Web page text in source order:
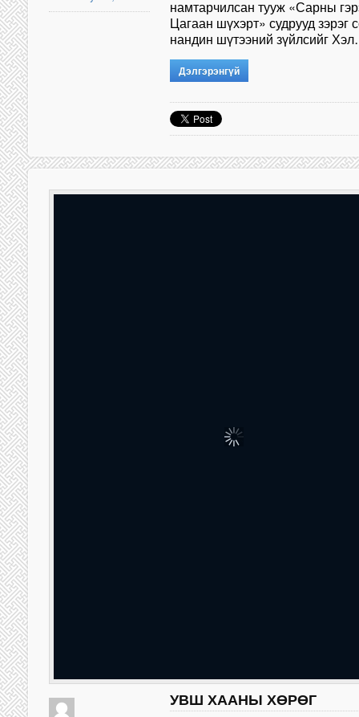
намтарчилсан тууж «Сарны
Цагаан шүхэрт» судрууд зэрэг
нандин шүтээний зүйлсийг
Дэлгэрэнгүй
УВШ ХААНЫ ХӨРӨГ